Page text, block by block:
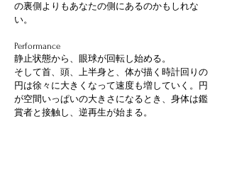
の裏側よりもあなたの側にあるのかもしれな
い。
Performance
静止状態から、眼球が回転し始める。
そして首、頭、上半身と、体が描く時計回りの
円は徐々に大きくなって速度も増していく。円
が空間いっぱいの大きさになるとき、身体は鑑
賞者と接触し、逆再生が始まる。